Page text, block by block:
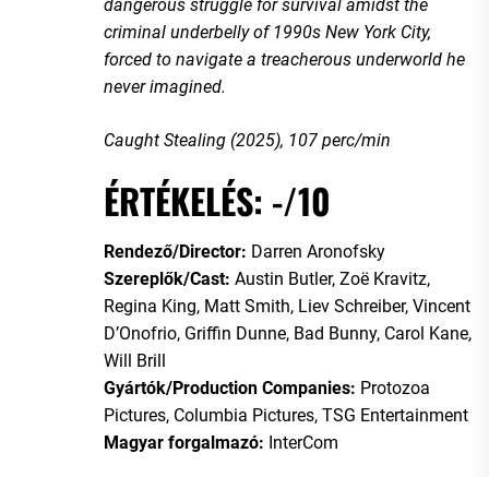
dangerous struggle for survival amidst the
criminal underbelly of 1990s New York City,
forced to navigate a treacherous underworld he
never imagined.
Caught Stealing (2025), 107 perc/min
ÉRTÉKELÉS: -/10
Rendező/Director: Darren Aronofsky
Szereplők/Cast: Austin Butler, Zoë Kravitz,
Regina King, Matt Smith, Liev Schreiber, Vincent
D’Onofrio, Griffin Dunne, Bad Bunny, Carol Kane,
Will Brill
Gyártók/Production Companies: Protozoa
Pictures, Columbia Pictures, TSG Entertainment
Magyar forgalmazó: InterCom